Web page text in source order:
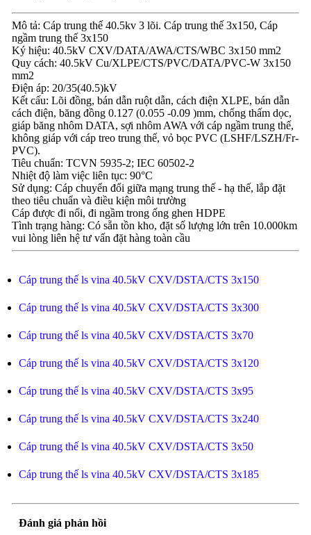
Mô tả: Cáp trung thế 40.5kv 3 lõi. Cáp trung thế 3x150, Cáp
ngầm trung thế 3x150
Ký hiệu: 40.5kV CXV/DATA/AWA/CTS/WBC 3x150 mm2
Quy cách: 40.5kV Cu/XLPE/CTS/PVC/DATA/PVC-W 3x150
mm2
Điện áp: 20/35(40.5)kV
Kết cấu: Lõi đồng, bán dẫn ruột dẫn, cách điện XLPE, bán dẫn
cách điện, băng đồng 0.127 (0.055 -0.09 )mm, chống thấm dọc,
giáp băng nhôm DATA, sợi nhôm AWA với cáp ngầm trung thế,
không giáp với cáp treo trung thế, vỏ bọc PVC (LSHF/LSZH/Fr-
PVC).
Tiêu chuẩn: TCVN 5935-2; IEC 60502-2
Nhiệt độ làm việc liên tục: 90°C
Sử dụng: Cáp chuyển đổi giữa mạng trung thế - hạ thế, lắp đặt
theo tiêu chuẩn và điều kiện môi trường
Cáp được đi nổi, đi ngầm trong ống ghen HDPE
Tình trạng hàng: Có sẵn tồn kho, đặt số lượng lớn trên 10.000km
vui lòng liên hệ tư vấn đặt hàng toàn cầu
Cáp trung thế ls vina 40.5kV CXV/DSTA/CTS 3x150
Cáp trung thế ls vina 40.5kV CXV/DSTA/CTS 3x300
Cáp trung thế ls vina 40.5kV CXV/DSTA/CTS 3x70
Cáp trung thế ls vina 40.5kV CXV/DSTA/CTS 3x120
Cáp trung thế ls vina 40.5kV CXV/DSTA/CTS 3x95
Cáp trung thế ls vina 40.5kV CXV/DSTA/CTS 3x240
Cáp trung thế ls vina 40.5kV CXV/DSTA/CTS 3x50
Cáp trung thế ls vina 40.5kV CXV/DSTA/CTS 3x185
Đánh giá phản hồi